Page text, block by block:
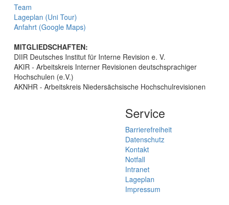
Team
Lageplan (Uni Tour)
Anfahrt (Google Maps)
MITGLIEDSCHAFTEN:
DIIR Deutsches Institut für Interne Revision e. V.
AKIR - Arbeitskreis Interner Revisionen deutschsprachiger
Hochschulen (e.V.)
AKNHR - Arbeitskreis Niedersächsische Hochschulrevisionen
Service
Barrierefreiheit
Datenschutz
Kontakt
Notfall
Intranet
Lageplan
Impressum